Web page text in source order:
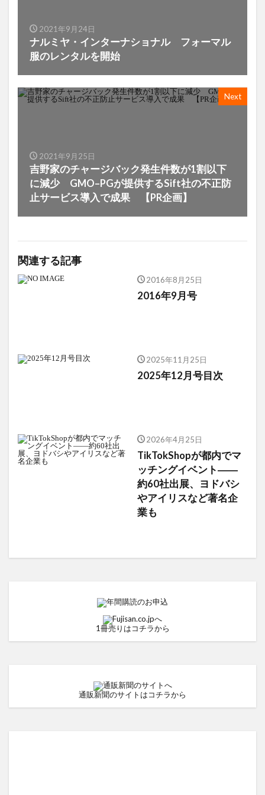
2021年9月24日
ナルミヤ・インターナショナル フォーマル
服のレンタルを開始
Next
2021年9月25日
吉野家のチャージバック発生件数が1割以下
に減少 GMO–PGが提供するSift社の不正防
止サービス導入で成果 【PR企画】
関連する記事
2016年8月25日
2016年9月号
2025年11月25日
2025年12月号目次
2026年4月25日
TikTokShopが都内でマ
ッチングイベント――
約60社出展、ヨドバシ
やアイリスなど著名企
業も
1冊売りはコチラから
通販新聞のサイトはコチラから